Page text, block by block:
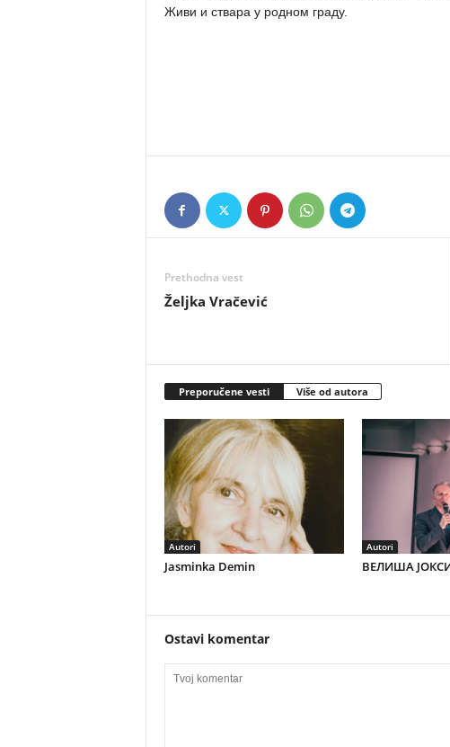
Живи и ствара у родном граду.
Prethodna vest
Željka Vračević
Preporučene vesti Više od autora
Autori
Jasminka Demin
Autori
ВЕЛИША
Ostavi komentar